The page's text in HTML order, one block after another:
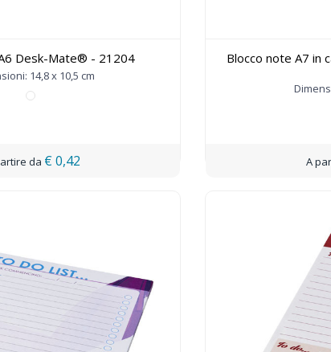
Desk-Mate® - 21204
14,8 x 10,5 cm
€ 0,42
Blocco note A7 in